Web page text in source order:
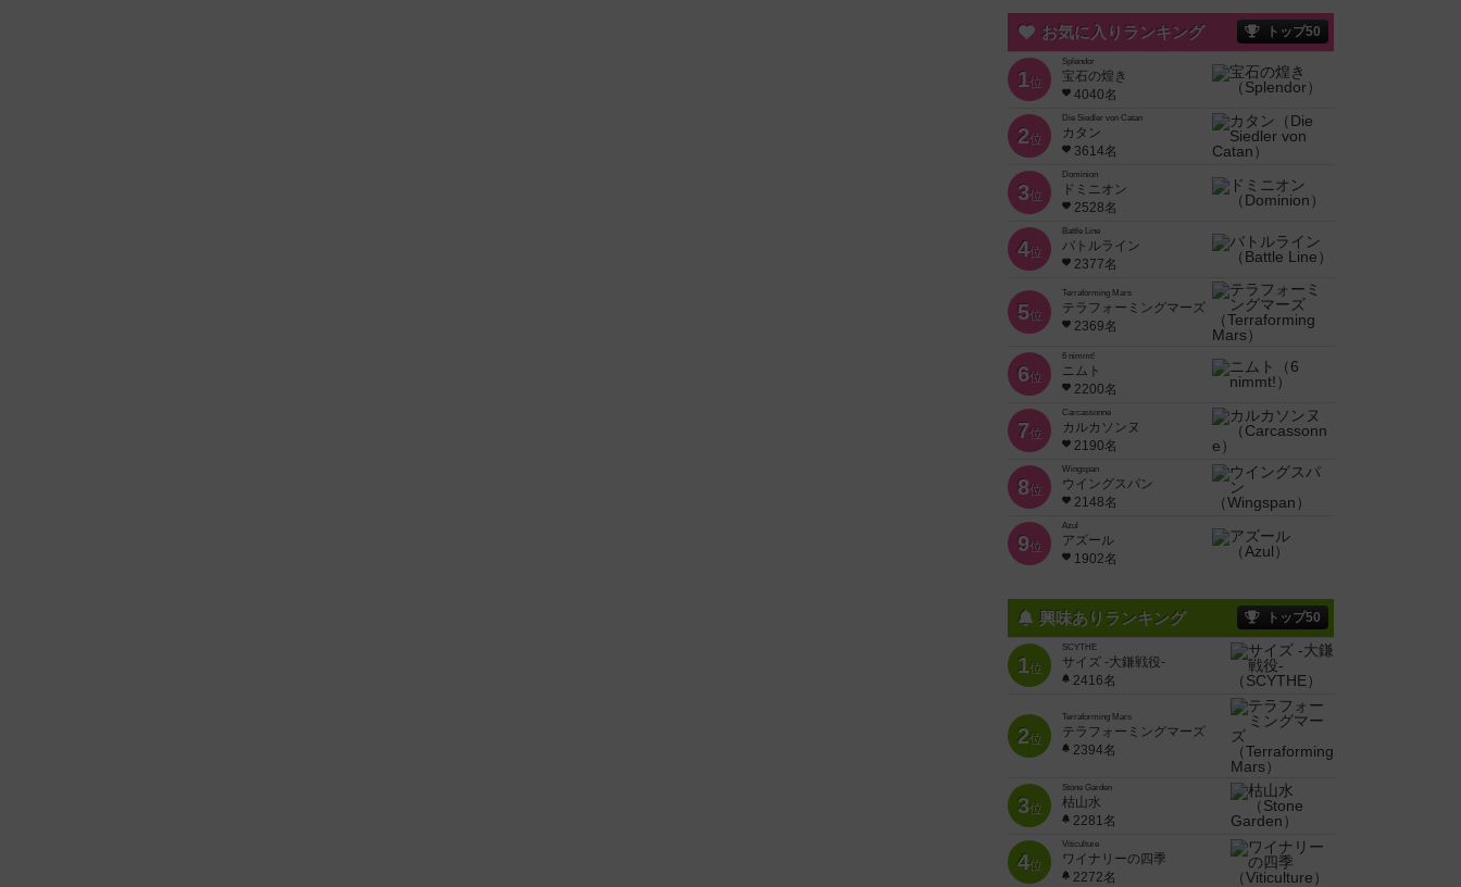
お気に入りランキング トップ50
1位
Splendor
宝石の煌き
4040名
2位
Die Siedler von Catan
カタン
3614名
3位
Dominion
ドミニオン
2528名
4位
Battle Line
バトルライン
2377名
5位
Terraforming Mars
テラフォーミングマーズ
2369名
6位
6 nimmt!
ニムト
2200名
7位
Carcassonne
カルカソンヌ
2190名
8位
Wingspan
ウイングスパン
2148名
9位
Azul
アズール
1902名
興味ありランキング トップ50
1位
SCYTHE
サイズ -大鎌戦役-
2416名
2位
Terraforming Mars
テラフォーミングマーズ
2394名
3位
Stone Garden
枯山水
2281名
4位
Viticulture
ワイナリーの四季
2272名